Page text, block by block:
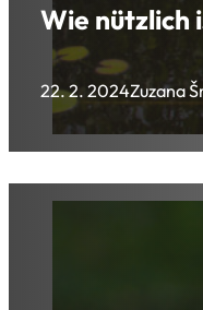
Wie nützlich
22. 2. 2024Zuzana